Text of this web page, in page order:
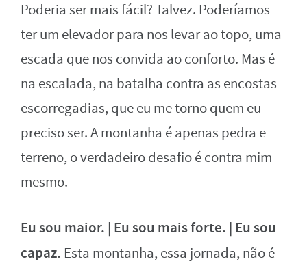
Poderia ser mais fácil? Talvez. Poderíamos
ter um elevador para nos levar ao topo, uma
escada que nos convida ao conforto. Mas é
na escalada, na batalha contra as encostas
escorregadias, que eu me torno quem eu
preciso ser. A montanha é apenas pedra e
terreno, o verdadeiro desafio é contra mim
mesmo.
Eu sou maior. | Eu sou mais forte. | Eu sou
capaz. Esta montanha, essa jornada, não é